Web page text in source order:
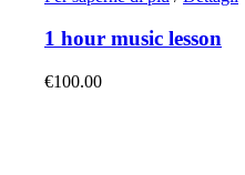
1 hour music lesson
€100.00